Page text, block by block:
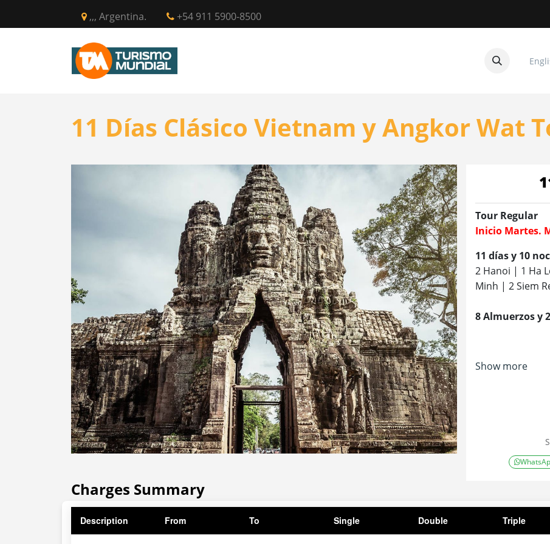
,,, Argentina. +54 911 5900-8500
11 Días Clásico Vietnam y Angkor Wat
Tour Regular
Inicio Martes.
11 días y 10
2 Hanoi | 1 Ha
Minh | 2 Siem
8 Almuerzos y
Show more
Charges Summary
Description From To Single Double Triple